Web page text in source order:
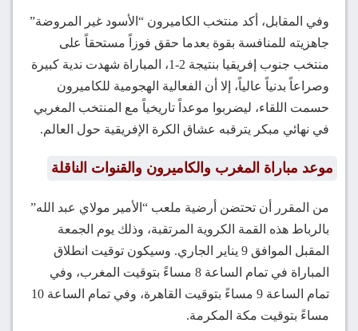
وفي المقابل، أكد منتخب الكاميرون “الأسود غير المروضة”
جاهزيته للمنافسة بقوة بعدما حقق فوزاً مستحقاً على
منتخب جنوب إفريقيا بنتيجة 2-1، المباراة شهدت ندية كبيرة
وصراعاً بدنياً عالياً، إلا أن الفعالية الهجومية للكاميرون
حسمت اللقاء، ليضربوا موعداً تاريخياً مع المنتخب المغربي
في نهائي مبكر يترقبه عشاق الكرة الإفريقية حول العالم.
موعد مباراة المغرب والكاميرون والقنوات الناقلة
من المقرر أن تحتضن أرضية ملعب “الأمير مولاي عبد الله”
بالرباط هذه القمة الكروية المرتقبة، وذلك يوم الجمعة
المقبل الموافق 9 يناير الجاري. وسيكون توقيت انطلاق
المباراة في تمام الساعة 8 مساءً بتوقيت المغرب، وفي
تمام الساعة 9 مساءً بتوقيت القاهرة، وفي تمام الساعة 10
مساءً بتوقيت مكة المكرمة.